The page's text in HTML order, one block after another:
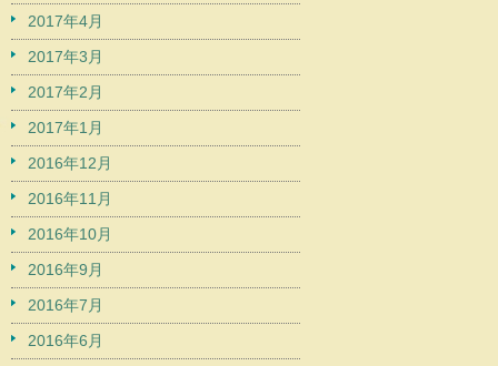
2017年4月
2017年3月
2017年2月
2017年1月
2016年12月
2016年11月
2016年10月
2016年9月
2016年7月
2016年6月